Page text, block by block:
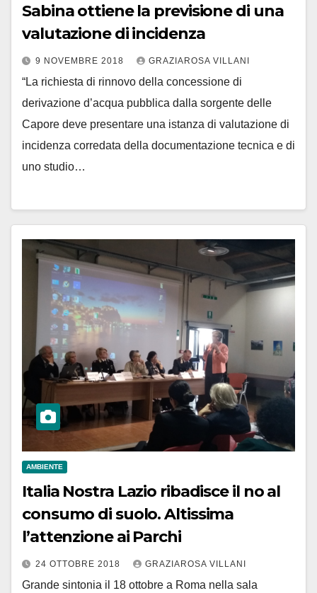
Sabina ottiene la previsione di una
valutazione di incidenza
9 NOVEMBRE 2018 GRAZIAROSA VILLANI
“La richiesta di rinnovo della concessione di
derivazione d’acqua pubblica dalla sorgente delle
Capore deve presentare una istanza di valutazione di
incidenza corredata della documentazione tecnica e di
uno studio…
AMBIENTE
Italia Nostra Lazio ribadisce il no al
consumo di suolo. Altissima
l’attenzione ai Parchi
24 OTTOBRE 2018 GRAZIAROSA VILLANI
Grande sintonia il 18 ottobre a Roma nella sala